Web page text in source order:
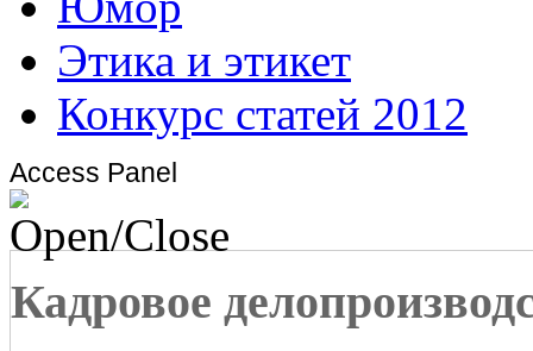
Этика и этикет
Конкурс статей 2012
Access Panel
Кадровое